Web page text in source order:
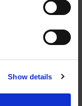
Show details